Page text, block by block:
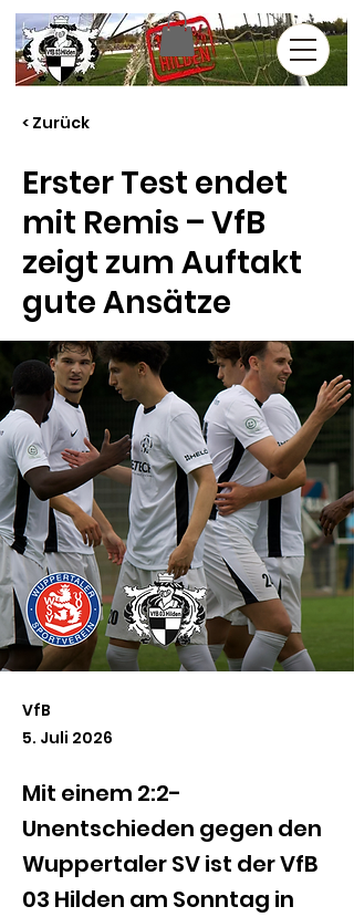
< Zurück
Erster Test endet
mit Remis – VfB
zeigt zum Auftakt
gute Ansätze
VfB
5. Juli 2026
Mit einem 2:2-
Unentschieden gegen den
Wuppertaler SV ist der VfB
03 Hilden am Sonntag in